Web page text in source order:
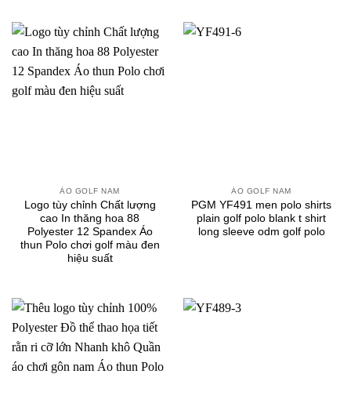
ÁO GOLF NAM
Logo tùy chỉnh Chất lượng
cao In thăng hoa 88
Polyester 12 Spandex Áo
thun Polo chơi golf màu đen
hiệu suất
ÁO GOLF NAM
PGM YF491 men polo shirts
plain golf polo blank t shirt
long sleeve odm golf polo